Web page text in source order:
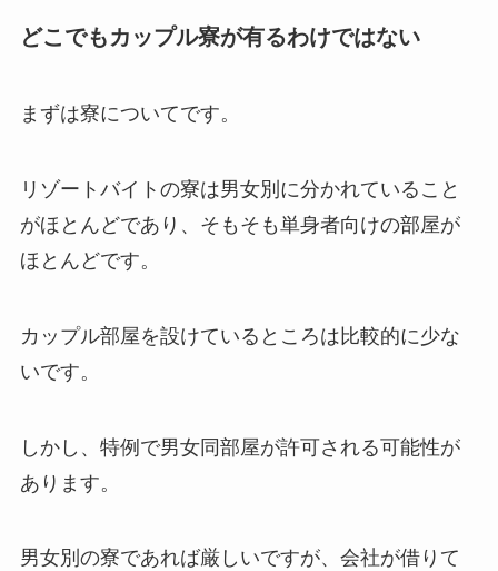
どこでもカップル寮が有るわけではない
まずは寮についてです。
リゾートバイトの寮は男女別に分かれていること
がほとんどであり、そもそも単身者向けの部屋が
ほとんどです。
カップル部屋を設けているところは比較的に少な
いです。
しかし、特例で男女同部屋が許可される可能性が
あります。
男女別の寮であれば厳しいですが、会社が借りて